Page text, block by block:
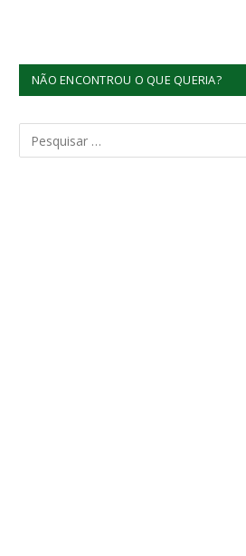
NÃO ENCONTROU O QUE QUERIA?